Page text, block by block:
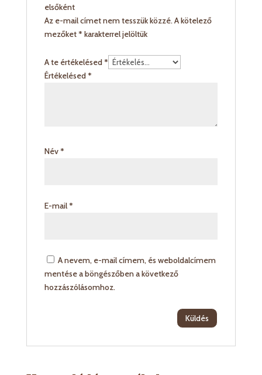
elsőként
Az e-mail címet nem tesszük közzé.A kötelező
mezőket* karakterrel jelöltük
A te értékelésed*
Értékelésed*
Név*
E-mail*
A nevem, e-mail címem, és weboldalcímem
mentése a böngészőben a következő
hozzászólásomhoz.